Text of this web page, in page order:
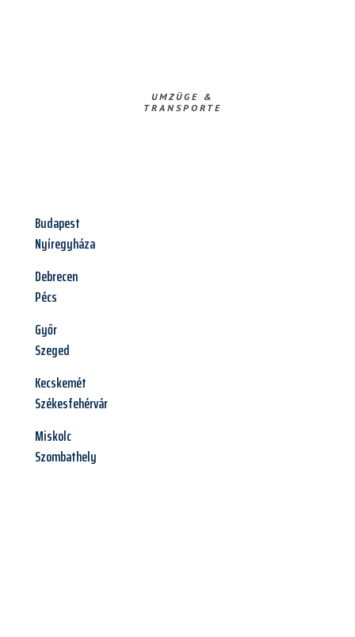
UMZÜGE &
TRANSPORTE
Budapest
Nyíregyháza
Debrecen
Pécs
Győr
Szeged
Kecskemét
Székesfehérvár
Miskolc
Szombathely